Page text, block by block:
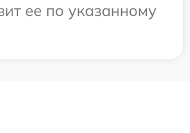
ее по указанному